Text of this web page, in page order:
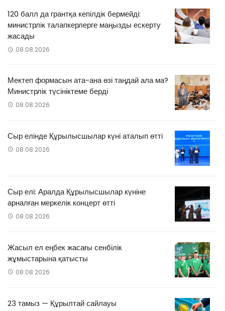
120 балл да грантқа кепілдік бермейді:
министрлік талапкерлерге маңызды ескерту
жасады
08.08.2026
Мектеп формасын ата-ана өзі таңдай ала ма?
Министрлік түсініктеме берді
08.08.2026
Сыр елінде Құрылысшылар күні аталып өтті
08.08.2026
Сыр елі: Аралда Құрылысшылар күніне
арналған меркелік концерт өтті
08.08.2026
Жасыл ел еңбек жасағы сенбілік
жұмыстарына қатысты
08.08.2026
23 тамыз — Құрылтай сайлауы